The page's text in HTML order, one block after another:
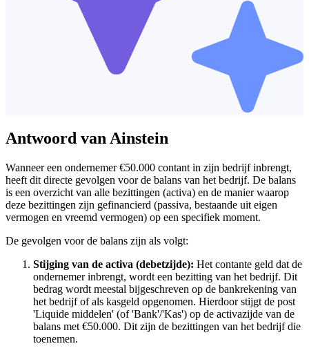
Antwoord van Ainstein
Wanneer een ondernemer €50.000 contant in zijn bedrijf inbrengt,
heeft dit directe gevolgen voor de balans van het bedrijf. De balans
is een overzicht van alle bezittingen (activa) en de manier waarop
deze bezittingen zijn gefinancierd (passiva, bestaande uit eigen
vermogen en vreemd vermogen) op een specifiek moment.
De gevolgen voor de balans zijn als volgt:
Stijging van de activa (debetzijde): Het contante geld dat de
ondernemer inbrengt, wordt een bezitting van het bedrijf. Dit
bedrag wordt meestal bijgeschreven op de bankrekening van
het bedrijf of als kasgeld opgenomen. Hierdoor stijgt de post
'Liquide middelen' (of 'Bank'/'Kas') op de activazijde van de
balans met €50.000. Dit zijn de bezittingen van het bedrijf die
toenemen.